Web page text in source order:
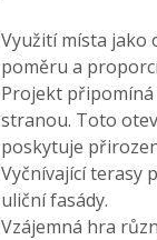
Využití místa jako
poměru a
Projekt
stranou. Toto
poskytuje
Vyčnívající terasy
uliční fasády.
Vzájemná hra